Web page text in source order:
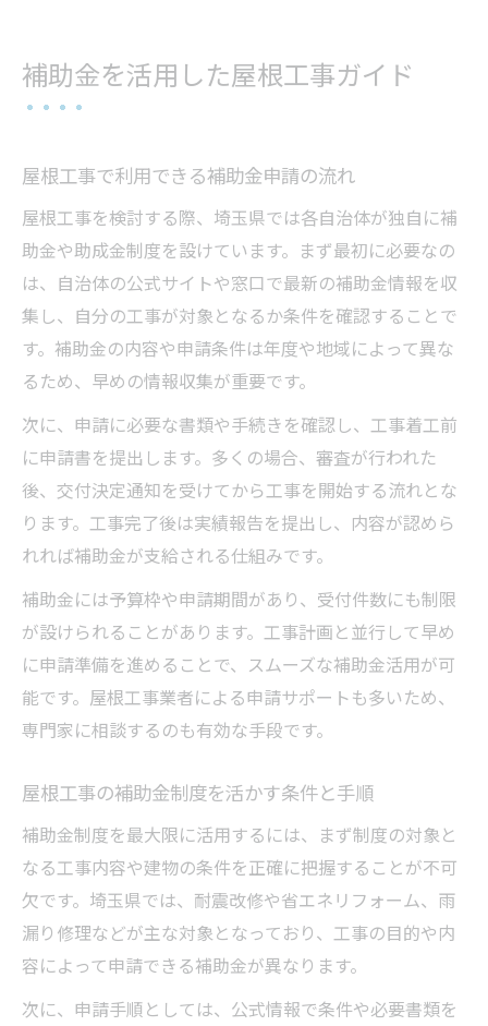
補助金を活用した屋根工事ガイド
屋根工事で利用できる補助金申請の流れ
屋根工事を検討する際、埼玉県では各自治体が独自に補
助金や助成金制度を設けています。まず最初に必要なの
は、自治体の公式サイトや窓口で最新の補助金情報を収
集し、自分の工事が対象となるか条件を確認することで
す。補助金の内容や申請条件は年度や地域によって異な
るため、早めの情報収集が重要です。
次に、申請に必要な書類や手続きを確認し、工事着工前
に申請書を提出します。多くの場合、審査が行われた
後、交付決定通知を受けてから工事を開始する流れとな
ります。工事完了後は実績報告を提出し、内容が認めら
れれば補助金が支給される仕組みです。
補助金には予算枠や申請期間があり、受付件数にも制限
が設けられることがあります。工事計画と並行して早め
に申請準備を進めることで、スムーズな補助金活用が可
能です。屋根工事業者による申請サポートも多いため、
専門家に相談するのも有効な手段です。
屋根工事の補助金制度を活かす条件と手順
補助金制度を最大限に活用するには、まず制度の対象と
なる工事内容や建物の条件を正確に把握することが不可
欠です。埼玉県では、耐震改修や省エネリフォーム、雨
漏り修理などが主な対象となっており、工事の目的や内
容によって申請できる補助金が異なります。
次に、申請手順としては、公式情報で条件や必要書類を